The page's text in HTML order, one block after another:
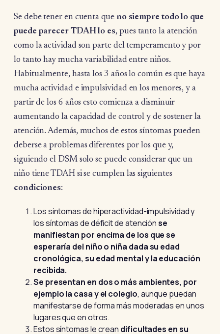
Se debe tener en cuenta que no siempre todo lo que
puede parecer TDAH lo es, pues tanto la atención
como la actividad son parte del temperamento y por
lo tanto hay mucha variabilidad entre niños.
Habitualmente, hasta los 3 años lo común es que haya
mucha actividad e impulsividad en los menores, y a
partir de los 6 años esto comienza a disminuir
aumentando la capacidad de control y de sostener la
atención. Además, muchos de estos síntomas pueden
deberse a problemas diferentes por los que y,
siguiendo el DSM solo se puede considerar que un
niño tiene TDAH si se cumplen las siguientes
condiciones:
Los síntomas de hiperactividad-impulsividad y
los síntomas de déficit de atenciónse
manifiestan por encima de los que se
esperaría del niño o niña dada su edad
cronológica, su edad mental y la educación
recibida.
Se presentan en dos o más ambientes, por
ejemplo la casa y el colegio, aunque puedan
manifestarse de forma más moderadas en unos
lugares que en otros.
Estos síntomas le crean dificultades en su